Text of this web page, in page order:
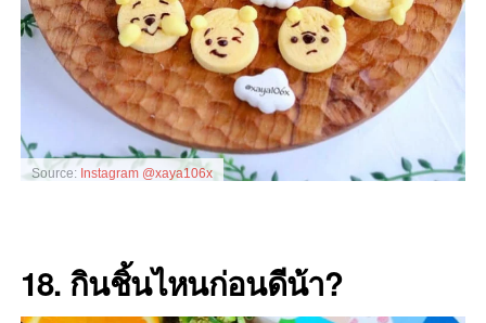
Source: Instagram @xaya106x
18. กินชิ้นไหนก่อนดีน้า?